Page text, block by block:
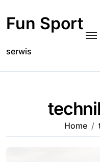
content
Fun Sport
serwis
Home